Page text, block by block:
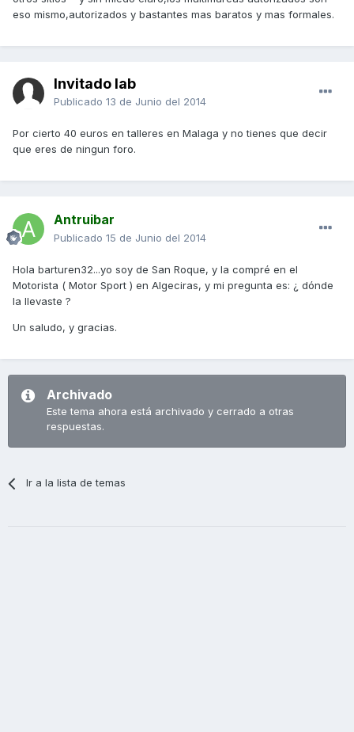
eso mismo,autorizados y bastantes mas baratos y mas formales.
Invitado lab
Publicado 13 de Junio del 2014
Por cierto 40 euros en talleres en Malaga y no tienes que decir
que eres de ningun foro.
Antruibar
Publicado 15 de Junio del 2014
Hola barturen32...yo soy de San Roque, y la compré en el
Motorista ( Motor Sport ) en Algeciras, y mi pregunta es: ¿ dónde
la llevaste ?
Un saludo, y gracias.
Archivado
Este tema ahora está archivado y cerrado a otras
respuestas.
Ir a la lista de temas